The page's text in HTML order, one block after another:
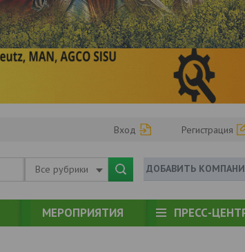
Вход Регистрация
Все рубрики ДОБАВИТЬ
МЕРОПРИЯТИЯ ПРЕСС-